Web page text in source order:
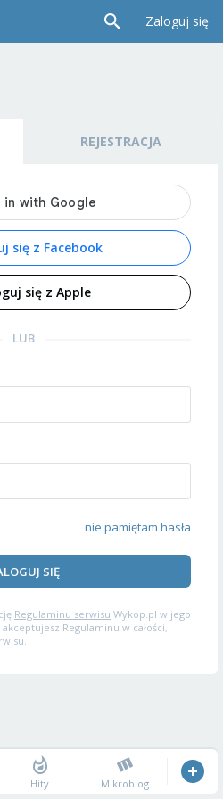
Zaloguj się
REJESTRACJA
się z Facebook
się z Apple
LUB
nie pamiętam hasła
SIĘ
Regulaminu serwisu Wykop.pl w jego
Regulaminu w całości,
Hity Mikroblog